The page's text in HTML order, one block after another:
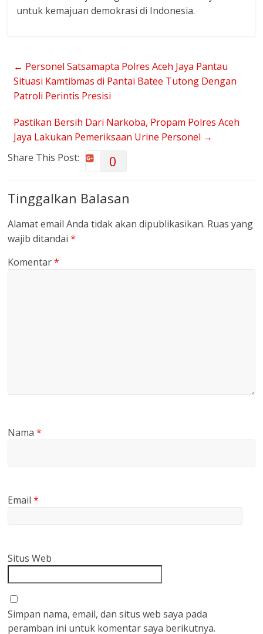
untuk kemajuan demokrasi di Indonesia.
← Personel Satsamapta Polres Aceh Jaya Pantau
Situasi Kamtibmas di Pantai Batee Tutong Dengan
Patroli Perintis Presisi
Pastikan Bersih Dari Narkoba, Propam Polres Aceh
Jaya Lakukan Pemeriksaan Urine Personel →
Share This Post:
0
Tinggalkan Balasan
Alamat email Anda tidak akan dipublikasikan. Ruas yang
wajib ditandai*
Komentar*
Nama*
Email*
Situs Web
Simpan nama, email, dan situs web saya pada
peramban ini untuk komentar saya berikutnya.